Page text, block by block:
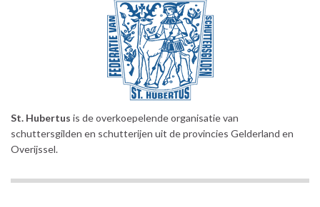
St. Hubertus is de overkoepelende organisatie van
schuttersgilden en schutterijen uit de provincies Gelderland en
Overijssel.